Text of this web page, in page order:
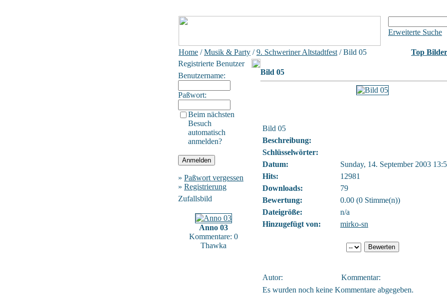
Erweiterte Suche
Home /Musik & Party /9. Schweriner Altstadtfest / Bild 05 Top Bilder
Registrierte Benutzer
Benutzername:
Paßwort:
Beim nächsten
Besuch
automatisch
anmelden?
» Paßwort vergessen
» Registrierung
Zufallsbild
Anno 03
Kommentare: 0
Thawka
Bild 05
Bild 05
Beschreibung:
Schlüsselwörter:
Datum:
Sunday, 14. September 2003
Hits:
12981
Downloads:
79
Bewertung:
0.00 (0 Stimme(n))
Dateigröße:
n/a
Hinzugefügt von:
mirko-sn
Autor:
Kommentar:
Es wurden noch keine Kommentare abgegeben.